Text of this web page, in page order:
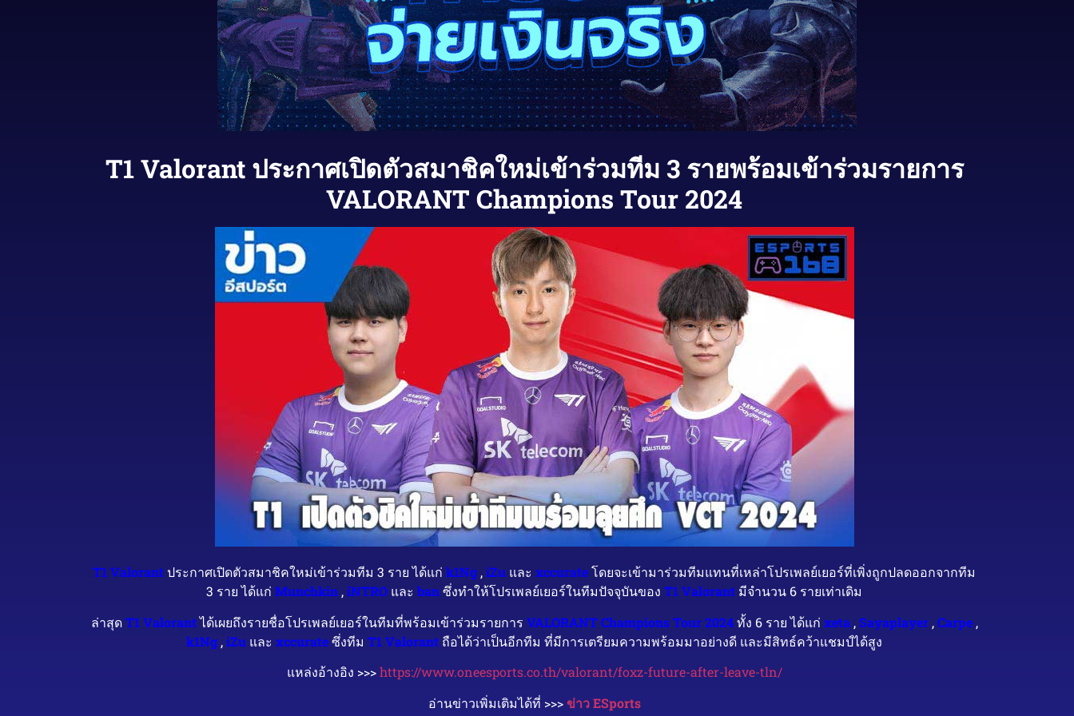
T1 Valorant ประกาศเปิดตัวสมาชิคใหม่เข้าร่วมทีม 3 รายพร้อมเข้าร่วมรายการ
VALORANT Champions Tour 2024
T1 Valorantประกาศเปิดตัวสมาชิคใหม่เข้าร่วมทีม 3 ราย ได้แก่ k1Ng ,iZu และ xccurateโดยจะเข้ามาร่วมทีมแทนที่เหล่าโปรเพลย์เยอร์ที่เพิ่งถูกปลดออกจากทีม
3 ราย ได้แก่ Munchkin ,iNTRO และbanซึ่งทำให้โปรเพลย์เยอร์ในทีมปัจจุบันของ T1 Valorant มีจำนวน 6 รายเท่าเดิม
ล่าสุดT1 Valorantได้เผยถึงรายชื่อโปรเพลย์เยอร์ในทีมที่พร้อมเข้าร่วมรายการ VALORANT Champions Tour 2024ทั้ง 6 ราย ได้แก่ xeta,Sayaplayer,Carpe,
k1Ng ,iZu และ xccurateซึ่งทีม T1 Valorant ถือได้ว่าเป็นอีกทีม ที่มีการเตรียมความพร้อมมาอย่างดี และมีสิทธ์คว้าแชมป์ได้สูง
แหล่งอ้างอิง >>>https://www.oneesports.co.th/valorant/foxz-future-after-leave-tln/
อ่านข่าวเพิ่มเติมได้ที่ >>>ข่าว ESports